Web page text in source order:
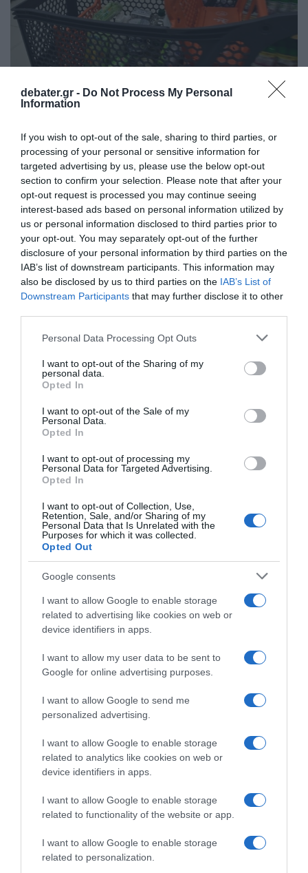
debater.gr - Do Not Process My Personal
Information
If you wish to opt-out of the sale, sharing to third parties, or
processing of your personal or sensitive information for
targeted advertising by us, please use the below opt-out
section to confirm your selection. Please note that after your
opt-out request is processed you may continue seeing
interest-based ads based on personal information utilized by
us or personal information disclosed to third parties prior to
your opt-out. You may separately opt-out of the further
disclosure of your personal information by third parties on the
IAB’s list of downstream participants. This information may
also be disclosed by us to third parties on the IAB’s List of
Downstream Participants that may further disclose it to other
Please note that this website/app uses one or more Google
not limited to your visit or usage behaviour. You may click to
grant or deny consent to Google and its third-party tags to
use your data for below specified purposes in below Google
consent section.
Personal Data Processing Opt Outs
I want to opt-out of the Sharing of my
personal data.
Opted In
I want to opt-out of the Sale of my
Personal Data.
Opted In
I want to opt-out of processing my
Personal Data for Targeted Advertising.
Opted In
I want to opt-out of Collection, Use,
Retention, Sale, and/or Sharing of my
Personal Data that Is Unrelated with the
Purposes for which it was collected.
Opted Out
Google consents
I want to allow Google to enable storage
related to advertising like cookies on web or
device identifiers in apps.
I want to allow my user data to be sent to
Google for online advertising purposes.
I want to allow Google to send me
personalized advertising.
I want to allow Google to enable storage
related to analytics like cookies on web or
device identifiers in apps.
I want to allow Google to enable storage
related to functionality of the website or app.
I want to allow Google to enable storage
related to personalization.
Αλεξάνδρεια Ημαθίας: Κατέρρευσε οροφή
σούπερ μάρκετ – Τραυματίστηκε πελάτης
Τι αναφέρουν οι εργαζόμενοι
21.06.2026 - 22:36
ΟΙΚΟΝΟΜΙΑ
PosoKanei: Περισσότεροι από 175.000
πολίτες έχουν ήδη χρησιμοποιήσει την
Πόσο μπορεί να βοηθήσει τους καταναλωτές
21.06.2026 - 11:15
Χαλκίδα: Εξιχνιάσθηκε ένοπλη ληστεία σε
σούπερ μάρκετ τον Μάιο του 2024 – Πώς
έφτασαν στα ίχνη των δραστών οι Αρχές
Ταυτοποιήθηκαν δύο εκ των τριών εμπλεκομένων